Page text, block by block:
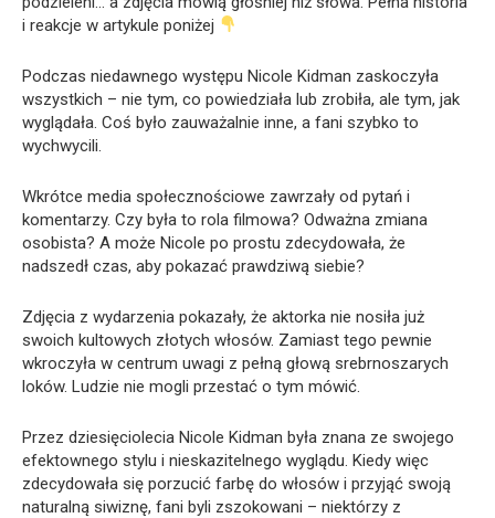
i reakcje w artykule poniżej
Podczas niedawnego występu Nicole Kidman zaskoczyła
wszystkich – nie tym, co powiedziała lub zrobiła, ale tym, jak
wyglądała. Coś było zauważalnie inne, a fani szybko to
wychwycili.
Wkrótce media społecznościowe zawrzały od pytań i
komentarzy. Czy była to rola filmowa? Odważna zmiana
osobista? A może Nicole po prostu zdecydowała, że
nadszedł czas, aby pokazać prawdziwą siebie?
Zdjęcia z wydarzenia pokazały, że aktorka nie nosiła już
swoich kultowych złotych włosów. Zamiast tego pewnie
wkroczyła w centrum uwagi z pełną głową srebrnoszarych
loków. Ludzie nie mogli przestać o tym mówić.
Przez dziesięciolecia Nicole Kidman była znana ze swojego
efektownego stylu i nieskazitelnego wyglądu. Kiedy więc
zdecydowała się porzucić farbę do włosów i przyjąć swoją
naturalną siwiznę, fani byli zszokowani – niektórzy z